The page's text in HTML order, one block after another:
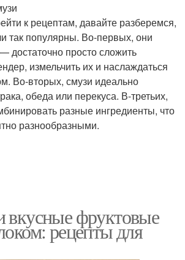
к рецептам, давайте разберемся,
так популярны. Во-первых, они
достаточно просто сложить
измельчить их и наслаждаться
Во-вторых, смузи идеально
обеда или перекуса. В-третьих,
разные ингредиенты, что
разнообразными.
вкусные фруктовые
рецепты для